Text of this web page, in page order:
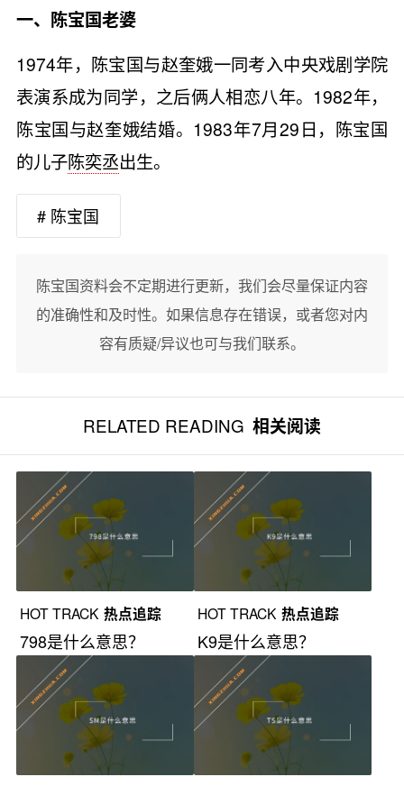
一、陈宝国老婆
1974年，陈宝国与赵奎娥一同考入中央戏剧学院
表演系成为同学，之后俩人相恋八年。1982年，
陈宝国与赵奎娥结婚。1983年7月29日，陈宝国
的儿子陈奕丞出生。
# 陈宝国
陈宝国资料会不定期进行更新，我们会尽量保证内容
的准确性和及时性。如果信息存在错误，或者您对内
容有质疑/异议也可与我们联系。
RELATED READING 相关阅读
HOT TRACK 热点追踪
798是什么意思？
HOT TRACK 热点追踪
K9是什么意思？